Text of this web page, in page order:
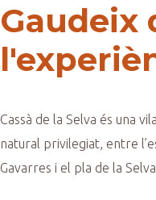
Gaudeix
Cassà de la Selva és una
natural privilegiat, entre
Gavarres i el pla de la